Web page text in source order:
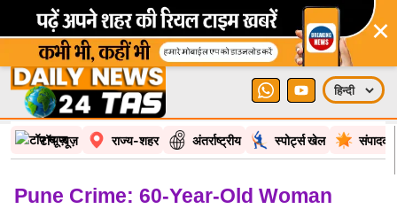
×
टॉप न्यूज़ राज्य-शहर अंतर्राष्ट्रीय स्पोर्ट्स खेल
Pune Crime: 60-Year-Old Woman